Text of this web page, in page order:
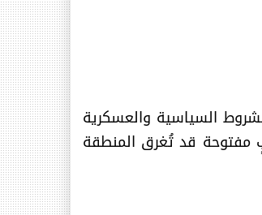
السياسية والعسكرية
مفتوحة قد تُغرق المنطقة